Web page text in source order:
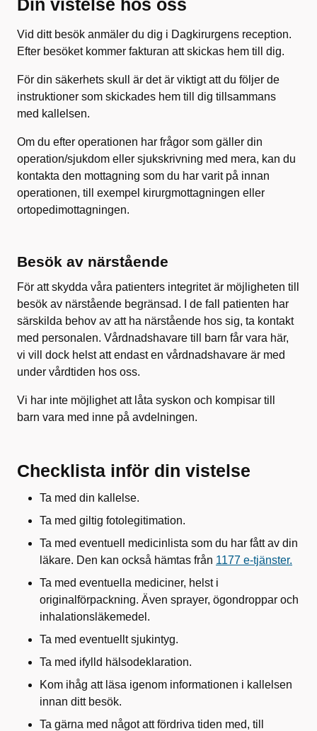
Din vistelse hos oss
Vid ditt besök anmäler du dig i Dagkirurgens reception.
Efter besöket kommer fakturan att skickas hem till dig.
För din säkerhets skull är det är viktigt att du följer de
instruktioner som skickades hem till dig tillsammans
med kallelsen.
Om du efter operationen har frågor som gäller din
operation/sjukdom eller sjukskrivning med mera, kan du
kontakta den mottagning som du har varit på innan
operationen, till exempel kirurgmottagningen eller
ortopedimottagningen.
Besök av närstående
För att skydda våra patienters integritet är möjligheten till
besök av närstående begränsad. I de fall patienten har
särskilda behov av att ha närstående hos sig, ta kontakt
med personalen. Vårdnadshavare till barn får vara här,
vi vill dock helst att endast en vårdnadshavare är med
under vårdtiden hos oss.
Vi har inte möjlighet att låta syskon och kompisar till
barn vara med inne på avdelningen.
Checklista inför din vistelse
Ta med din kallelse.
Ta med giltig fotolegitimation.
Ta med eventuell medicinlista som du har fått av din
läkare. Den kan också hämtas från 1177 e-tjänster.
Ta med eventuella mediciner, helst i
originalförpackning. Även sprayer, ögondroppar och
inhalationsläkemedel.
Ta med eventuellt sjukintyg.
Ta med ifylld hälsodeklaration.
Kom ihåg att läsa igenom informationen i kallelsen
innan ditt besök.
Ta gärna med något att fördriva tiden med, till